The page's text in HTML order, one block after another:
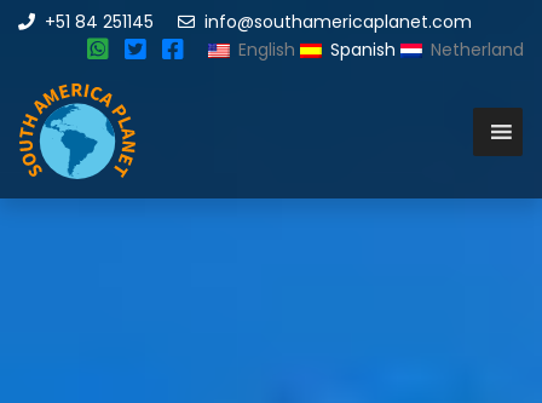
+51 84 251145
info@southamericaplanet.com
English
Spanish Netherland